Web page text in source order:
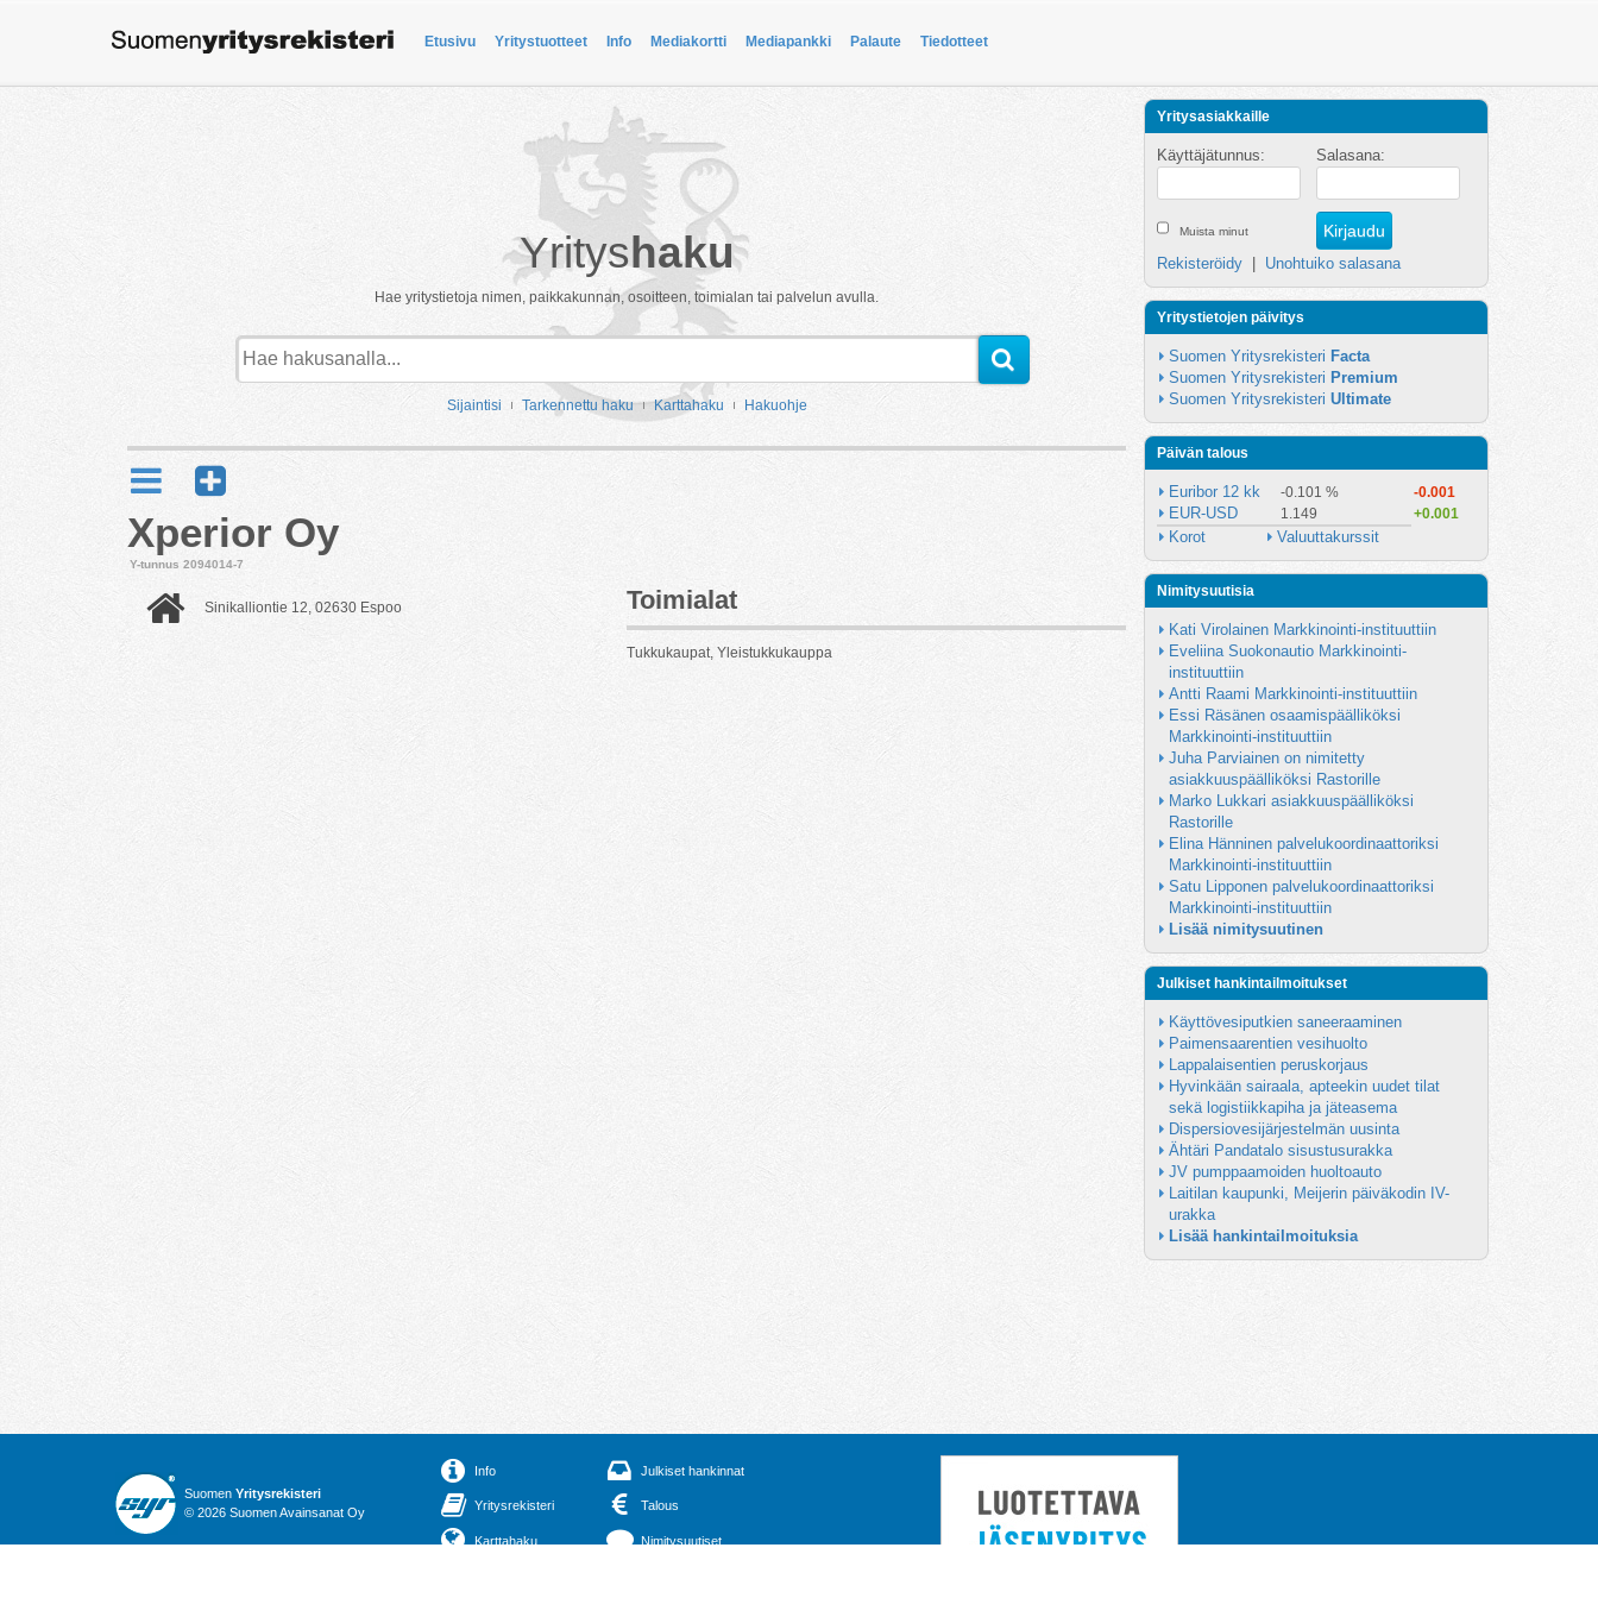
Etusivu Yritystuotteet Info Mediakortti Mediapankki Palaute Tiedotteet
Yrityshaku
Hae yritystietoja nimen, paikkakunnan, osoitteen, toimialan tai palvelun avulla.
Sijaintisi Tarkennettu haku Karttahaku Hakuohje
Xperior Oy
Y-tunnus 2094014-7
Sinikalliontie 12, 02630 Espoo Toimialat
Tukkukaupat, Yleistukkukauppa
Yritysasiakkaille
Käyttäjätunnus: Salasana:
Muista minut
Rekisteröidy Unohtuiko salasana
Yritystietojen päivitys
Suomen Yritysrekisteri Facta
Suomen Yritysrekisteri Premium
Suomen Yritysrekisteri Ultimate
Päivän talous
Euribor 12 kk -0.101 % -0.001
EUR-USD 1.149 +0.001
Korot Valuuttakurssit
Nimitysuutisia
Kati Virolainen Markkinointi-instituuttiin
Eveliina Suokonautio Markkinointi-
instituuttiin
Antti Raami Markkinointi-instituuttiin
Essi Räsänen osaamispäälliköksi
Markkinointi-instituuttiin
Juha Parviainen on nimitetty
asiakkuuspäälliköksi Rastorille
Marko Lukkari asiakkuuspäälliköksi
Rastorille
Elina Hänninen palvelukoordinaattoriksi
Markkinointi-instituuttiin
Satu Lipponen palvelukoordinaattoriksi
Markkinointi-instituuttiin
Lisää nimitysuutinen
Julkiset hankintailmoitukset
Käyttövesiputkien saneeraaminen
Paimensaarentien vesihuolto
Lappalaisentien peruskorjaus
Hyvinkään sairaala, apteekin uudet tilat
sekä logistiikkapiha ja jäteasema
Dispersiovesijärjestelmän uusinta
Ähtäri Pandatalo sisustusurakka
JV pumppaamoiden huoltoauto
Laitilan kaupunki, Meijerin päiväkodin IV-
urakka
Lisää hankintailmoituksia
Suomen Yritysrekisteri
© 2026 Suomen Avainsanat Oy
Info
Yritysrekisteri
Karttahaku
Julkiset hankinnat
Talous
Nimitysuutiset